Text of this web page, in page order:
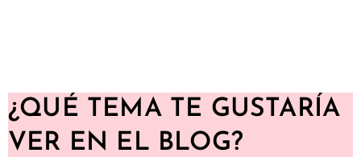
¿QUÉ TEMA TE GUSTARÍA
VER EN EL BLOG?